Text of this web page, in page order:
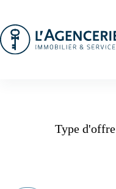
contenu
Type d'offre